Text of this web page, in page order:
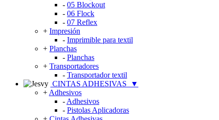
- 05 Blockout
- 06 Flock
- 07 Reflex
+ Impresión
- Imprimible para textil
+ Planchas
- Planchas
+ Transportadores
- Transportador textil
CINTAS ADHESIVAS
▼
+ Adhesivos
- Adhesivos
- Pistolas Aplicadoras